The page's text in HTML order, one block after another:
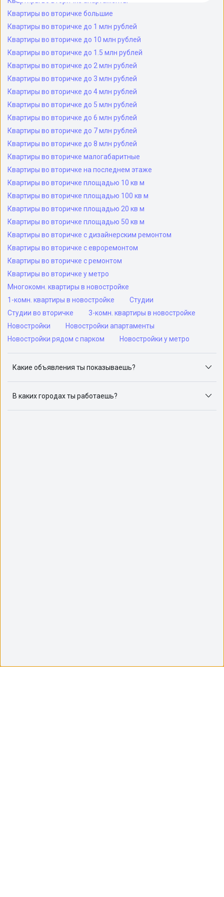
Квартиры во вторичке большие
Квартиры во вторичке до 1 млн рублей
Квартиры во вторичке до 10 млн рублей
Квартиры во вторичке до 1.5 млн рублей
Квартиры во вторичке до 2 млн рублей
Квартиры во вторичке до 3 млн рублей
Квартиры во вторичке до 4 млн рублей
Квартиры во вторичке до 5 млн рублей
Квартиры во вторичке до 6 млн рублей
Квартиры во вторичке до 7 млн рублей
Квартиры во вторичке до 8 млн рублей
Квартиры во вторичке малогабаритные
Квартиры во вторичке на последнем этаже
Квартиры во вторичке площадью 10 кв м
Квартиры во вторичке площадью 100 кв м
Квартиры во вторичке площадью 20 кв м
Квартиры во вторичке площадью 50 кв м
Квартиры во вторичке с дизайнерским ремонтом
Квартиры во вторичке с евроремонтом
Квартиры во вторичке с ремонтом
Квартиры во вторичке у метро
Многокомн. квартиры в новостройке
1-комн. квартиры в новостройке
Студии
Студии во вторичке
3-комн. квартиры в новостройке
Новостройки
Новостройки апартаменты
Новостройки рядом с парком
Новостройки у метро
Какие объявления ты показываешь?
объявлений: ЦИАН, Домклик, Яндекс.Недвижимость,
Авито, Самолет.Плюс.
В каких городах ты работаешь?